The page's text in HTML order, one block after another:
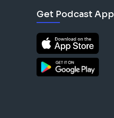
Get Podcast App